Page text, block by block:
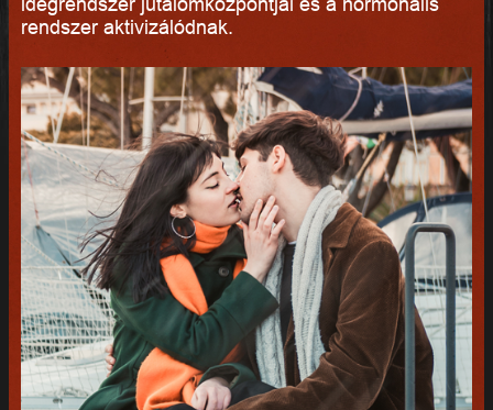
rendszer aktivizálódnak.